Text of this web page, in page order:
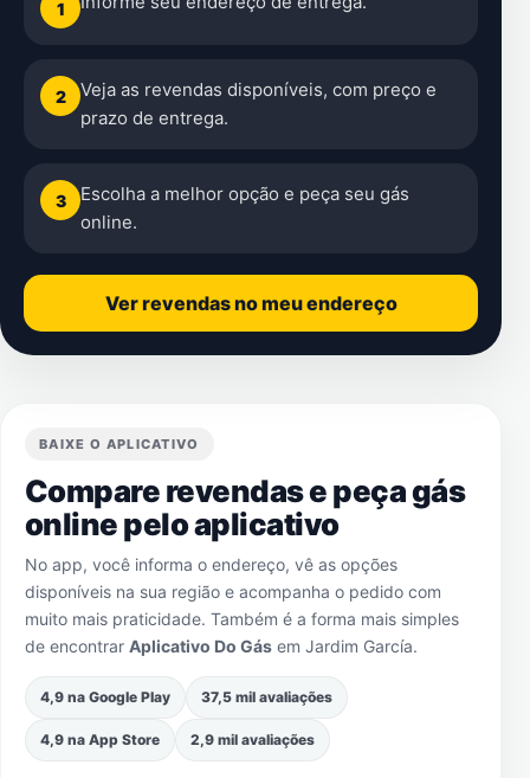
1
2
Veja as revendas disponíveis, com preço e
prazo de entrega.
3
Escolha a melhor opção e peça seu gás
online.
Ver revendas no meu endereço
BAIXE O APLICATIVO
Compare revendas e peça gás
online pelo aplicativo
No app, você informa o endereço, vê as opções
disponíveis na sua região e acompanha o pedido com
muito mais praticidade. Também é a forma mais simples
de encontrar Aplicativo Do Gás em Jardim García.
4,9 na Google Play 37,5 mil avaliações
4,9 na App Store 2,9 mil avaliações